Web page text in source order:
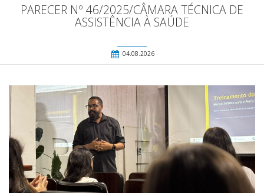
PARECER Nº 46/2025/CÂMARA TÉCNICA DE
ASSISTÊNCIA À SAÚDE
04.08.2026